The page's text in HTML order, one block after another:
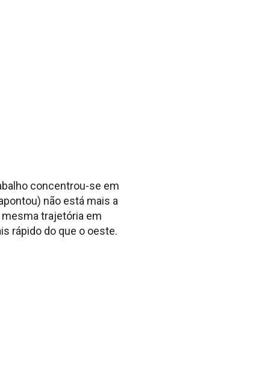
concentrou-se em
não está mais a
trajetória em
rápido do que o oeste.